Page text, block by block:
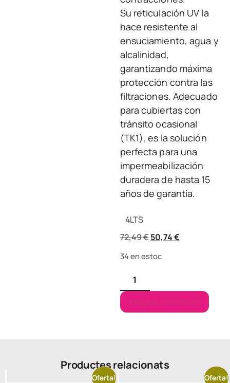
Su reticulación UV la
hace resistente al
ensuciamiento, agua y
alcalinidad,
garantizando máxima
protección contra las
filtraciones. Adecuado
para cubiertas con
tránsito ocasional
(TK1), es la solución
perfecta para una
impermeabilización
duradera de hasta 15
años de garantía.
4LTS
72,49€ 50,74€
34 en estoc
Afegeix a la cistella
Productes relacionats
Oferta! Oferta!